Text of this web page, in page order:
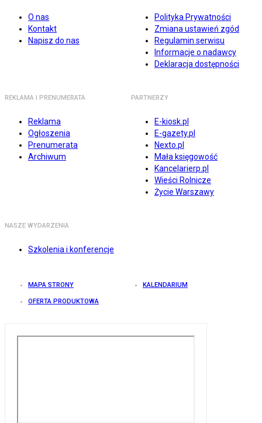
O nas
Kontakt
Napisz do nas
Polityka Prywatności
Zmiana ustawień zgód
Regulamin serwisu
Informacje o nadawcy
Deklaracja dostępności
REKLAMA I PRENUMERATA
Reklama
Ogłoszenia
Prenumerata
Archiwum
PARTNERZY
E-kiosk.pl
E-gazety.pl
Nexto.pl
Mała księgowość
Kancelarierp.pl
Wieści Rolnicze
Życie Warszawy
NASZE WYDARZENIA
Szkolenia i konferencje
MAPA STRONY KALENDARIUM
OFERTA PRODUKTOWA